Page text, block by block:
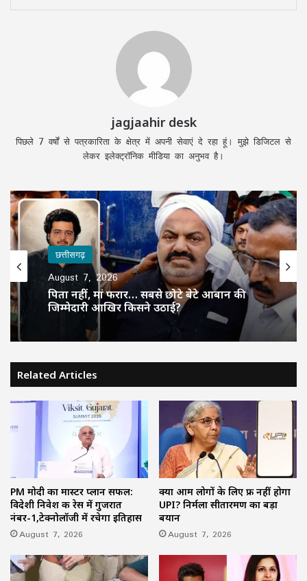
jagjaahir desk
पिछले 7 वर्षों से पत्रकारिता के क्षेत्र में अपनी सेवाएं दे रहा हूं। मुझे डिजिटल से
लेकर इलेक्ट्रॉनिक मीडिया का अनुभव है।
छत्तीसगढ़
August 7, 2026
पिता नहीं, मां फरार… सबसे छोटे बेटे आबान की
जिम्मेदारी आखिर किसने उठाई?
Related Articles
PM मोदी का मास्टर प्लान सफल:
विदेशी निवेश की रेस में गुजरात
नंबर-1,टेक्नोलॉजी में रचेगा इतिहास
August 7, 2026
क्या आम लोगों के लिए फ्री नहीं होगा
UPI? निर्मला सीतारमण का बड़ा
बयान
August 7, 2026